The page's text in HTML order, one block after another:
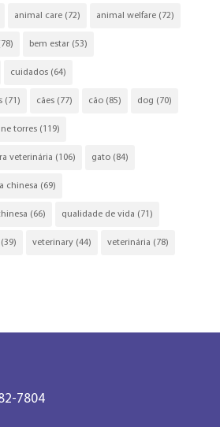
animal care(72) animal welfare(72)
bem estar(53)
cuidados(64)
(71) cães(77) cão(85) dog (70)
torres(119)
veterinária (106) gato(84)
chinesa (69)
(66) qualidade de vida (71)
veterinary(44) veterinária (78)
7804